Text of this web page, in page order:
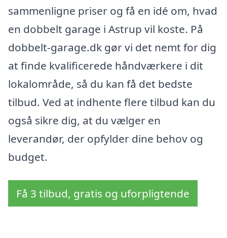
sammenligne priser og få en idé om, hvad
en dobbelt garage i Astrup vil koste. På
dobbelt-garage.dk gør vi det nemt for dig
at finde kvalificerede håndværkere i dit
lokalområde, så du kan få det bedste
tilbud. Ved at indhente flere tilbud kan du
også sikre dig, at du vælger en
leverandør, der opfylder dine behov og
budget.
Få 3 tilbud, gratis og uforpligtende